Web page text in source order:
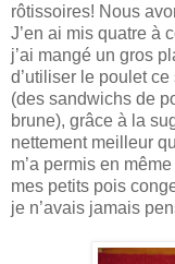
rôtissoires! Nous
J’en ai mis quatre à
j’ai mangé un gros
d’utiliser le poulet
(des sandwichs de
brune), grâce à la
nettement meilleur
m’a permis en
mes petits pois
je n’avais jamais